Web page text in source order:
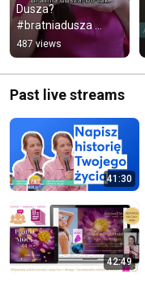
Dusza?
#bratniadusza
#kobiecamoc
#toksycznerelacje
#przyciagnijmilosc
487 views
Past live streams
41:30
42:49